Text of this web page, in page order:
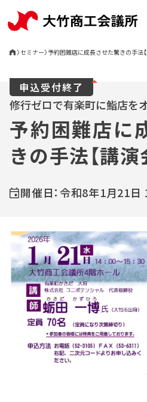
〉セミナー〉予約困難店に成長させた驚きの手法【
大竹商工会議所について
支援・相談
お知らせ
セミナー
入会案内
お問い
☎0827-
申込受付終了
修行ゼロで有楽町に鮨店を
予約困難店に
きの手法【講演
開催日：令和8年1月21日